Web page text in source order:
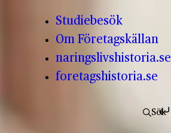
Studiebesök
Om Företagskällan
naringslivshistoria.se
foretagshistoria.se
Sök